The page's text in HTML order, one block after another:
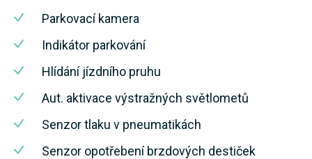
Parkovací kamera
Indikátor parkování
Hlídání jízdního pruhu
Aut. aktivace výstražných světlometů
Senzor tlaku v pneumatikách
Senzor opotřebení brzdových destiček